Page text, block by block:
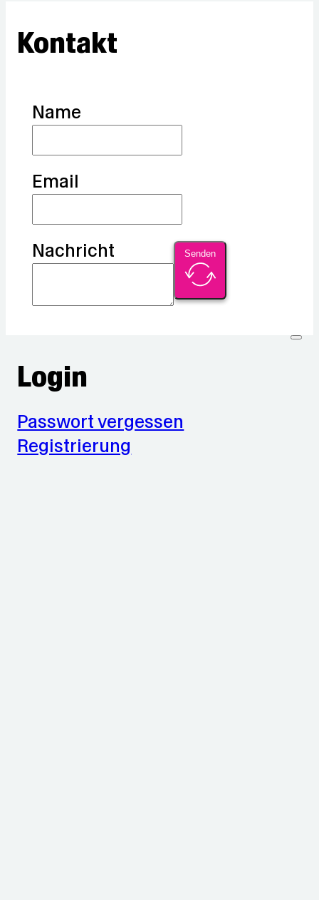
Kontakt
Name
Email
Nachricht Senden
Login
Passwort vergessen
Registrierung